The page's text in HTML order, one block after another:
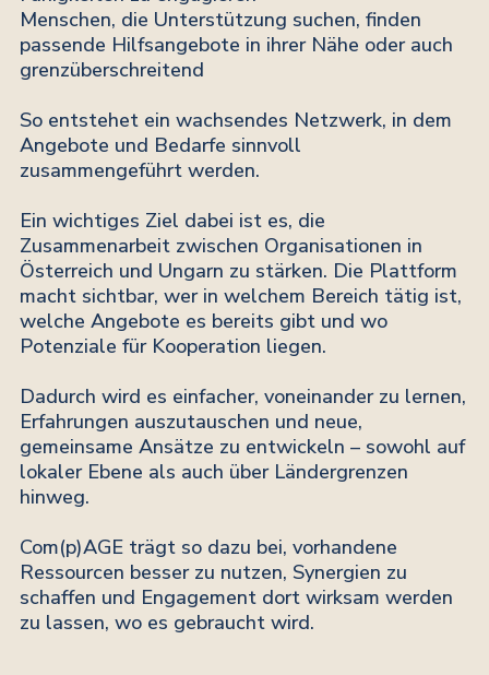
Menschen, die Unterstützung suchen, finden
passende Hilfsangebote in ihrer Nähe oder auch
grenzüberschreitend
So entstehet ein wachsendes Netzwerk, in dem
Angebote und Bedarfe sinnvoll
zusammengeführt werden.
Ein wichtiges Ziel dabei ist es, die
Zusammenarbeit zwischen Organisationen in
Österreich und Ungarn zu stärken. Die Plattform
macht sichtbar, wer in welchem Bereich tätig ist,
welche Angebote es bereits gibt und wo
Potenziale für Kooperation liegen.
Dadurch wird es einfacher, voneinander zu lernen,
Erfahrungen auszutauschen und neue,
gemeinsame Ansätze zu entwickeln – sowohl auf
lokaler Ebene als auch über Ländergrenzen
hinweg.
Com(p)AGE trägt so dazu bei, vorhandene
Ressourcen besser zu nutzen, Synergien zu
schaffen und Engagement dort wirksam werden
zu lassen, wo es gebraucht wird.